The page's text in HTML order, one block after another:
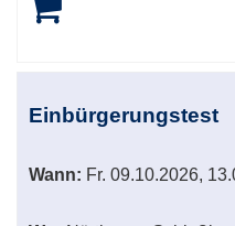
Einbürgerungstest
Wann: Fr. 09.10.2026,